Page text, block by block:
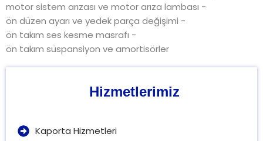
motor sistem arızası ve motor arıza lambası -
ön düzen ayarı ve yedek parça değişimi -
ön takım ses kesme masrafı -
ön takım süspansiyon ve amortisörler
Hizmetlerimiz
Kaporta Hizmetleri